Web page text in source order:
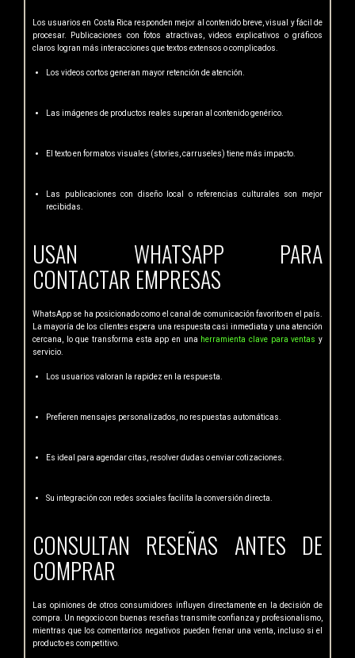
Los usuarios en Costa Rica responden mejor al contenido breve, visual y fácil de
procesar. Publicaciones con fotos atractivas, videos explicativos o gráficos
claros logran más interacciones que textos extensos o complicados.
Los videos cortos generan mayor retención de atención.
Las imágenes de productos reales superan al contenido genérico.
El texto en formatos visuales (stories, carruseles) tiene más impacto.
Las publicaciones con diseño local o referencias culturales son mejor
recibidas.
USAN WHATSAPP PARA
CONTACTAR EMPRESAS
WhatsApp se ha posicionado como el canal de comunicación favorito en el país.
La mayoría de los clientes espera una respuesta casi inmediata y una atención
cercana, lo que transforma esta app en una herramienta clave para ventas y
servicio.
Los usuarios valoran la rapidez en la respuesta.
Prefieren mensajes personalizados, no respuestas automáticas.
Es ideal para agendar citas, resolver dudas o enviar cotizaciones.
Su integración con redes sociales facilita la conversión directa.
CONSULTAN RESEÑAS ANTES DE
COMPRAR
Las opiniones de otros consumidores influyen directamente en la decisión de
compra. Un negocio con buenas reseñas transmite confianza y profesionalismo,
mientras que los comentarios negativos pueden frenar una venta, incluso si el
producto es competitivo.